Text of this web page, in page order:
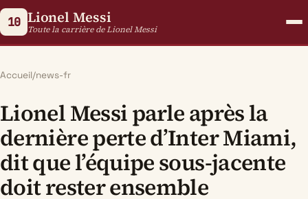
10 Lionel Messi
Toute la carrière de Lionel Messi
Accueil/news-fr
Lionel Messi parle après la
dernière perte d’Inter Miami,
dit que l’équipe sous-jacente
doit rester ensemble